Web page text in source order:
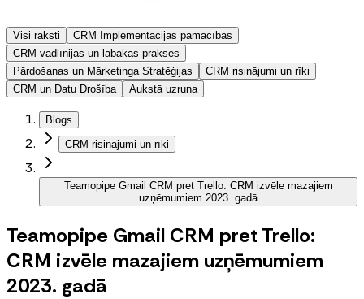
Visi raksti
CRM Implementācijas pamācības
CRM vadlīnijas un labākās prakses
Pārdošanas un Mārketinga Stratēģijas
CRM risinājumi un rīki
CRM un Datu Drošība
Aukstā uzruna
Blogs
CRM risinājumi un rīki
Teamopipe Gmail CRM pret Trello: CRM izvēle mazajiem
uzņēmumiem 2023. gadā
Teamopipe Gmail CRM pret Trello:
CRM izvēle mazajiem uzņēmumiem
2023. gadā